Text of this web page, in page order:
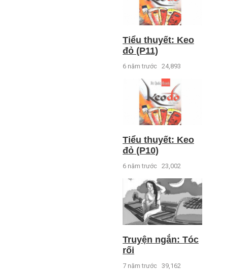
Tiểu thuyết: Keo
đỏ (P11)
6 năm trước 24,893
Tiểu thuyết: Keo
đỏ (P10)
6 năm trước 23,002
Truyện ngắn: Tóc
rối
7 năm trước 39,162